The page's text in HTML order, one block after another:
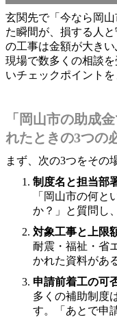
玄関先で「今なら岡
た瞬間が、損する人
の工事は金額が大き
現場で数多くの相談
いチェックポイントを
「岡山市の助成
れたときの3つの
まず、次の3つをその
制度名と担当部
「岡山市の何と
か？」と質問し
対象工事と上限
耐震・福祉・省
かれた資料があ
申請前着工の可
多くの補助制度
す。「あとで申